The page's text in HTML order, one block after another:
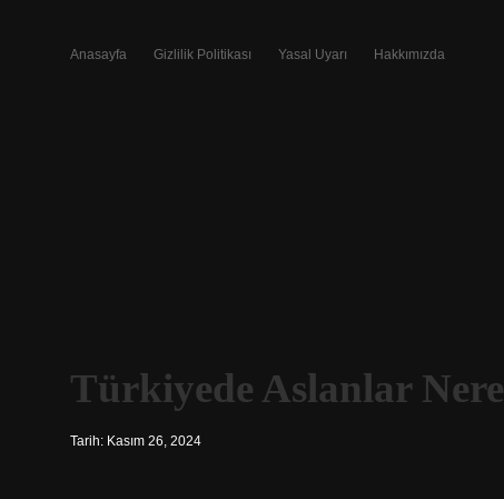
Anasayfa Gizlilik Politikası Yasal Uyarı Hakkımızda
Türkiyede Aslanlar
Tarih: Kasım 26, 2024